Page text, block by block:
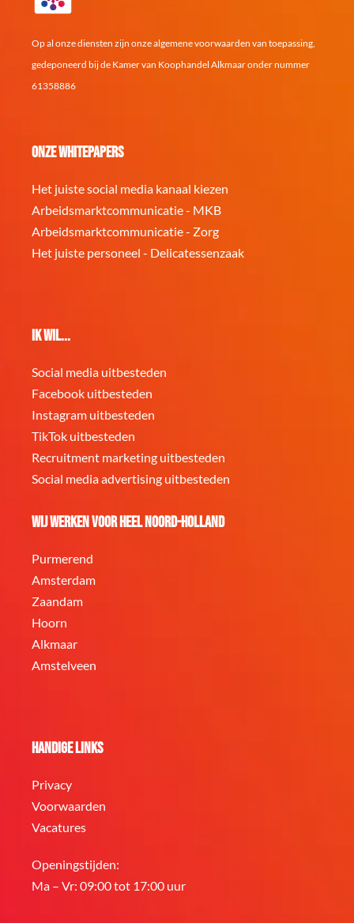
Op al onze diensten zijn onze algemene voorwaarden van toepassing,
gedeponeerd bij de Kamer van Koophandel Alkmaar onder nummer
61358886
Onze whitepapers
Het juiste social media kanaal kiezen
Arbeidsmarktcommunicatie - MKB
Arbeidsmarktcommunicatie - Zorg
Het juiste personeel - Delicatessenzaak
Ik wil...
Social media uitbesteden
Facebook uitbesteden
Instagram uitbesteden
TikTok uitbesteden
Recruitment marketing uitbesteden
Social media advertising uitbesteden
Wij werken voor heel Noord-Holland
Purmerend
Amsterdam
Zaandam
Hoorn
Alkmaar
Amstelveen
Handige links
Privacy
Voorwaarden
Vacatures
Openingstijden:
Ma – Vr: 09:00 tot 17:00 uur